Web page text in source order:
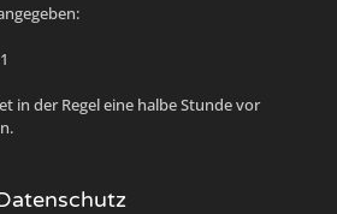
in der Regel eine halbe Stunde vor